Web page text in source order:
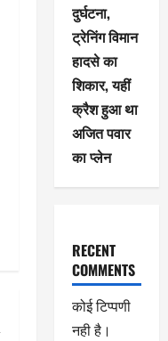
दुर्घटना,
ट्रेनिंग विमान
हादसे का
शिकार, यहीं
क्रैश हुआ था
अजित पवार
का प्लेन
RECENT
COMMENTS
कोई टिप्पणी
नही है।